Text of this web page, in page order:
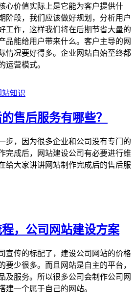
心价值实际上是它能为客户提供什
阶段，我们应该做好规划，分析用户
工作，这样我们将在后期节省大量的
品能给用户带来什么。客户主导的网
情况要好得多。企业网站自始至终都
运营模式。
站知识
售后服务有哪些？
步，因为很多企业和公司没有专门的
完成后，网站建设公司有必要进行维
给大家讲讲网站制作完成后的售后服
，公司网站建设方案
宣传的标配了，建设公司网站的价格
要少很多。而且网站是自主的平台，
及服务。所以很多公司会制作公司网
建一个属于自己的网站。